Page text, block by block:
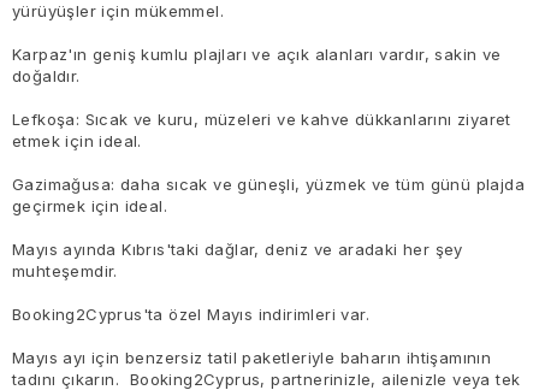
yürüyüşler için mükemmel.
Karpaz'ın geniş kumlu plajları ve açık alanları vardır, sakin ve
doğaldır.
Lefkoşa: Sıcak ve kuru, müzeleri ve kahve dükkanlarını ziyaret
etmek için ideal.
Gazimağusa: daha sıcak ve güneşli, yüzmek ve tüm günü plajda
geçirmek için ideal.
Mayıs ayında Kıbrıs'taki dağlar, deniz ve aradaki her şey
muhteşemdir.
Booking2Cyprus'ta özel Mayıs indirimleri var.
Mayıs ayı için benzersiz tatil paketleriyle baharın ihtişamının
tadını çıkarın. Booking2Cyprus, partnerinizle, ailenizle veya tek